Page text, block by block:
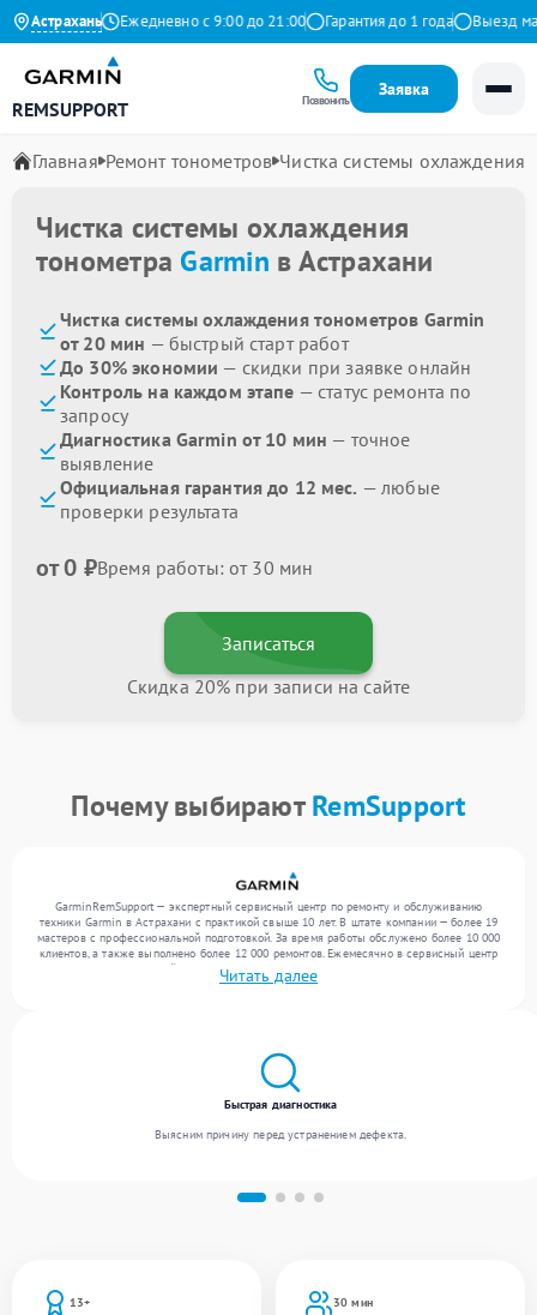
Астрахань
на Яндекс Ежедневно с 9:00 до 21:00 Гарантия до 1 года Выезд
REMSUPPORT Позвонить
Заявка
Главная Ремонт тонометров Чистка системы охлаждения
Чистка системы охлаждения
тонометра Garmin в Астрахани
Чистка системы охлаждения тонометров Garmin
от 20 мин — быстрый старт работ
До 30% экономии — скидки при заявке онлайн
Контроль на каждом этапе — статус ремонта по
запросу
Диагностика Garmin от 10 мин — точное
выявление
Официальная гарантия до 12 мес. — любые
проверки результата
от 0 ₽Время работы: от 30 мин
Записаться
Скидка 20% при записи на сайте
Почему выбираютRemSupport
GarminRemSupport — экспертный сервисный центр по ремонту и обслуживанию
техники Garmin в Астрахани с практикой свыше 10 лет. В штате компании — более 19
мастеров с профессиональной подготовкой. За время работы обслужено более 10 000
клиентов, а также выполнено более 12 000 ремонтов. Ежемесячно в сервисный центр
поступает от 300 устройств, включая , , . Мы выполняем ремонт различного уровня
сложности и гарантируем высокое качество обслуживания благодаря использованию
Читать далее
13+
30 мин
Быстрая диагностика
Выясним причину перед устранением дефекта.